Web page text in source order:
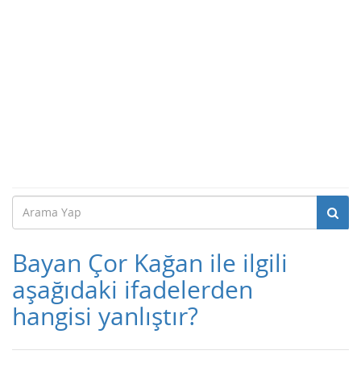
Bayan Çor Kağan ile ilgili
aşağıdaki ifadelerden
hangisi yanlıştır?